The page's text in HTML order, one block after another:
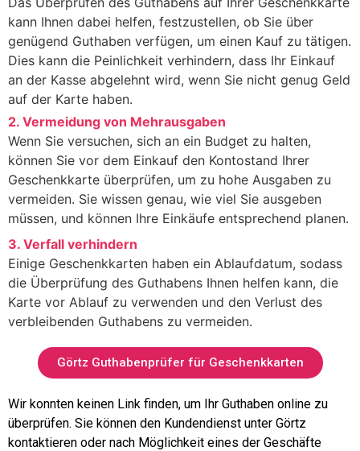
kann Ihnen dabei helfen, festzustellen, ob Sie über
genügend Guthaben verfügen, um einen Kauf zu tätigen.
Dies kann die Peinlichkeit verhindern, dass Ihr Einkauf
an der Kasse abgelehnt wird, wenn Sie nicht genug Geld
auf der Karte haben.
2. Vermeidung von Mehrausgaben
Wenn Sie versuchen, sich an ein Budget zu halten,
können Sie vor dem Einkauf den Kontostand Ihrer
Geschenkkarte überprüfen, um zu hohe Ausgaben zu
vermeiden. Sie wissen genau, wie viel Sie ausgeben
müssen, und können Ihre Einkäufe entsprechend planen.
3. Verfall verhindern
Einige Geschenkkarten haben ein Ablaufdatum, sodass
die Überprüfung des Guthabens Ihnen helfen kann, die
Karte vor Ablauf zu verwenden und den Verlust des
verbleibenden Guthabens zu vermeiden.
Görtz Guthabenprüfer für Geschenkkarten
Wir konnten keinen Link finden, um Ihr Guthaben online zu
überprüfen. Sie können den Kundendienst unter Görtz
kontaktieren oder nach Möglichkeit eines der Geschäfte